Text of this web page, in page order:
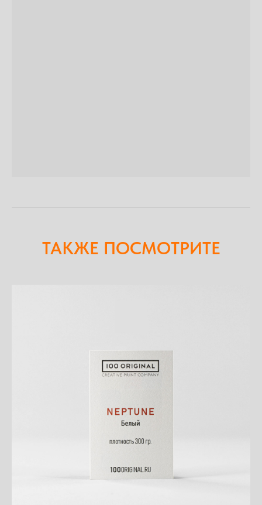
ТАКЖЕ ПОСМОТРИТЕ